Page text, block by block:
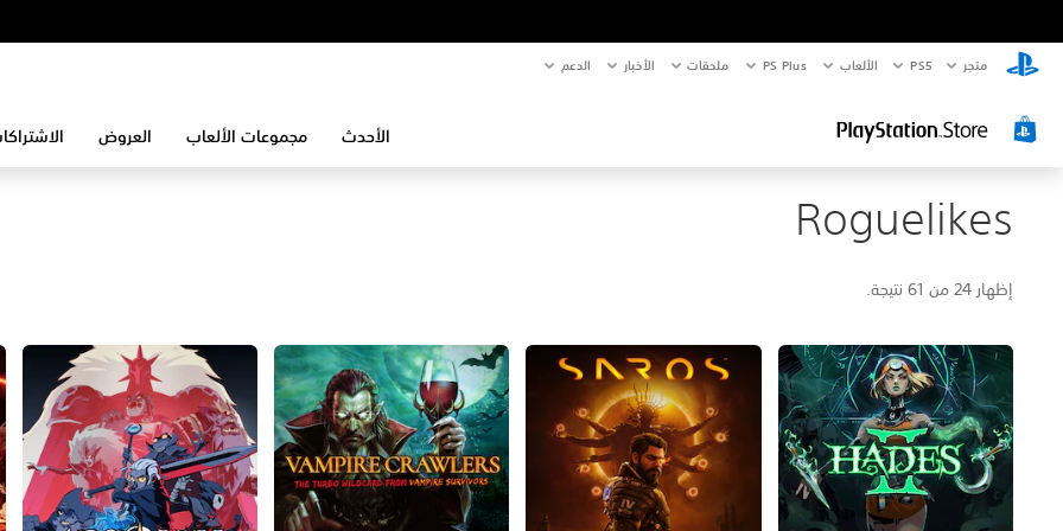
متجر PS5‏ الألعاب PS Plus ملحقات الأخبار الدعم
الأحدث مجموعات الألعاب العروض
Roguelikes
إظهار 24 من 61 نتيجة.